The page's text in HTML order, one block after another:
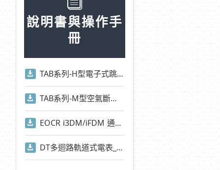
說明書與操作手
冊
TAB系列-H型電子式跳脫電驛操作手冊
TAB系列-M型空氣斷路器操作手冊
EOCR i3DM/iFDM 通訊位址
DT多迴路軌道式電表_Modbus通訊位址